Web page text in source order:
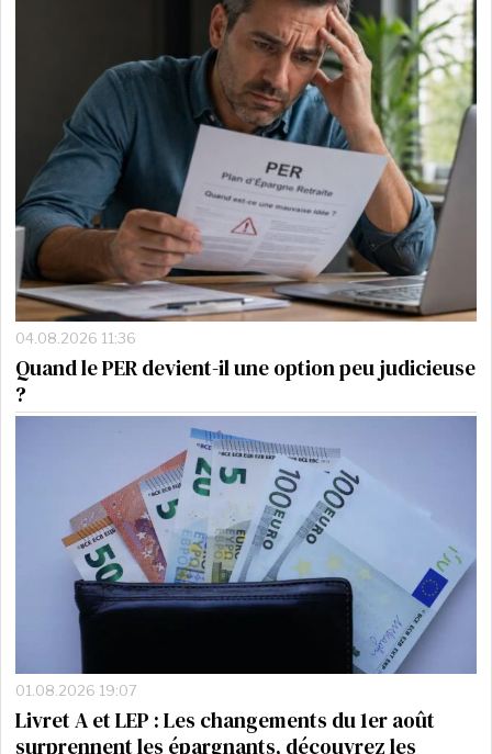
04.08.2026 11:36
Quand le PER devient-il une option peu judicieuse
?
01.08.2026 19:07
Livret A et LEP : Les changements du 1er août
surprennent les épargnants, découvrez les